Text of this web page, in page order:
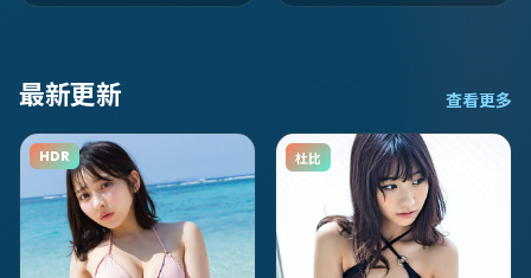
如、惠英红、吴君如主演。
最新更新 查看更多
HDR 杜比